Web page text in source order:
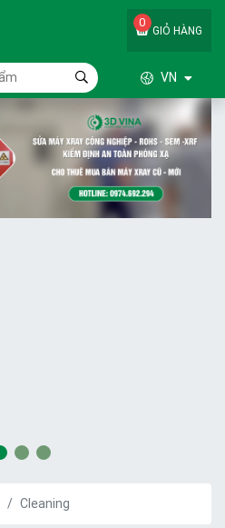
GIỎ HÀNG
0
VN
Cleaning